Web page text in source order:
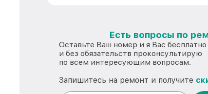
Есть вопросы по
Оставьте Ваш номер и я Вас бесплатно
и без обязательств проконсультирую
по всем интересующим вопросам.
Запишитесь на ремонт и получите